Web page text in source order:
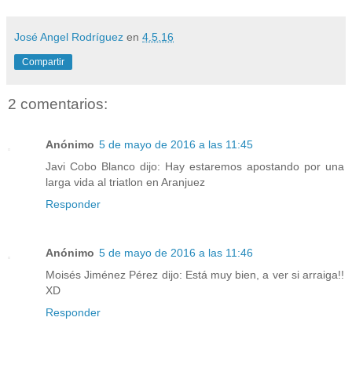
José Angel Rodríguez en 4.5.16
Compartir
2 comentarios:
Anónimo 5 de mayo de 2016 a las 11:45
Javi Cobo Blanco dijo: Hay estaremos apostando por una
larga vida al triatlon en Aranjuez
Responder
Anónimo 5 de mayo de 2016 a las 11:46
Moisés Jiménez Pérez dijo: Está muy bien, a ver si arraiga!!
XD
Responder